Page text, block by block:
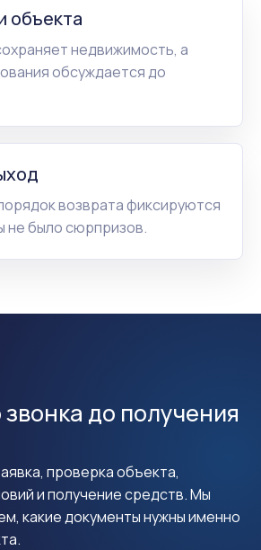
объекта
недвижимость, а
обсуждается до
возврата фиксируются
не было сюрпризов.
до получения
проверка объекта,
и получение средств. Мы
какие документы нужны именно